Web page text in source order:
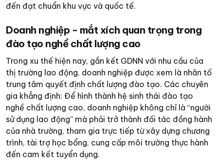
đến đạt chuẩn khu vực và quốc tế.
Doanh nghiệp - mắt xích quan trọng trong
đào tạo nghề chất lượng cao
Trong xu thế hiện nay, gắn kết GDNN với nhu cầu của
thị trường lao động, doanh nghiệp được xem là nhân tố
trung tâm quyết định chất lượng đào tạo. Các chuyên
gia khẳng định: Để hình thành hệ sinh thái đào tạo
nghề chất lượng cao, doanh nghiệp không chỉ là “người
sử dụng lao động” mà phải trở thành đối tác đồng hành
của nhà trường, tham gia trực tiếp từ xây dựng chương
trình, tài trợ học bổng, cung cấp môi trường thực hành
đến cam kết tuyển dụng.